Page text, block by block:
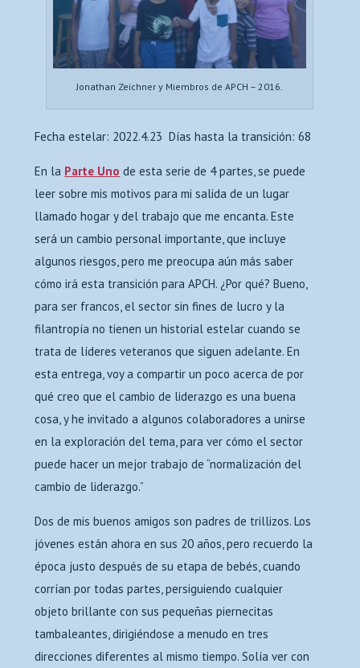
Jonathan Zeichner y Miembros de APCH – 2016.
Fecha estelar: 2022.4.23 Días hasta la transición: 68
En la Parte Uno de esta serie de 4 partes, se puede
leer sobre mis motivos para mi salida de un lugar
llamado hogar y del trabajo que me encanta. Este
será un cambio personal importante, que incluye
algunos riesgos, pero me preocupa aún más saber
cómo irá esta transición para APCH. ¿Por qué? Bueno,
para ser francos, el sector sin fines de lucro y la
filantropía no tienen un historial estelar cuando se
trata de líderes veteranos que siguen adelante. En
esta entrega, voy a compartir un poco acerca de por
qué creo que el cambio de liderazgo es una buena
cosa, y he invitado a algunos colaboradores a unirse
en la exploración del tema, para ver cómo el sector
puede hacer un mejor trabajo de “normalización del
cambio de liderazgo.”
Dos de mis buenos amigos son padres de trillizos. Los
jóvenes están ahora en sus 20 años, pero recuerdo la
época justo después de su etapa de bebés, cuando
corrían por todas partes, persiguiendo cualquier
objeto brillante con sus pequeñas piernecitas
tambaleantes, dirigiéndose a menudo en tres
direcciones diferentes al mismo tiempo. Solía ver con